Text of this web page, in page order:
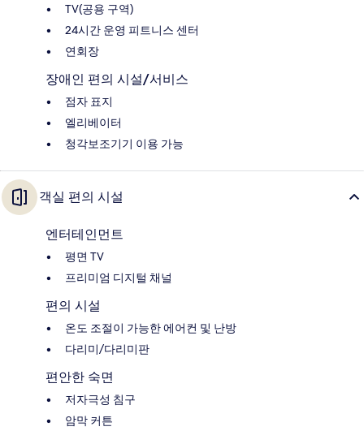
TV(공용 구역)
24시간 운영 피트니스 센터
연회장
장애인 편의 시설/서비스
점자 표지
엘리베이터
청각보조기기 이용 가능
객실 편의 시설
엔터테인먼트
평면 TV
프리미엄 디지털 채널
편의 시설
온도 조절이 가능한 에어컨 및 난방
다리미/다리미판
편안한 숙면
저자극성 침구
암막 커튼